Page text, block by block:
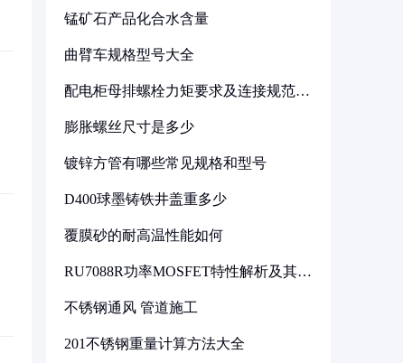
锰矿石产品化合水含量
曲臂车规格型号大全
配电柜母排螺栓力矩要求及连接规范详
膨胀螺丝尺寸是多少
镀锌方管有哪些常见规格和型号
D400球墨铸铁井盖重多少
覆膜砂的耐高温性能如何
RU7088R功率MOSFET特性解析及其在
不锈钢通风 管道施工
201不锈钢重量计算方法大全